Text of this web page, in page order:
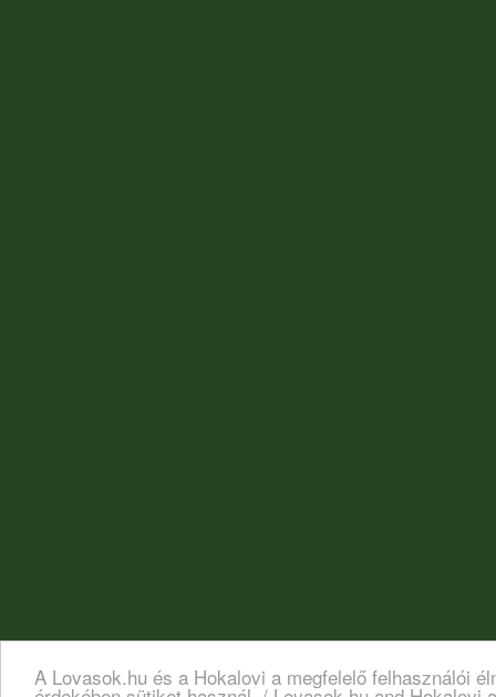
A Lovasok.hu és a Hokalovi a megfelelő felhasználói